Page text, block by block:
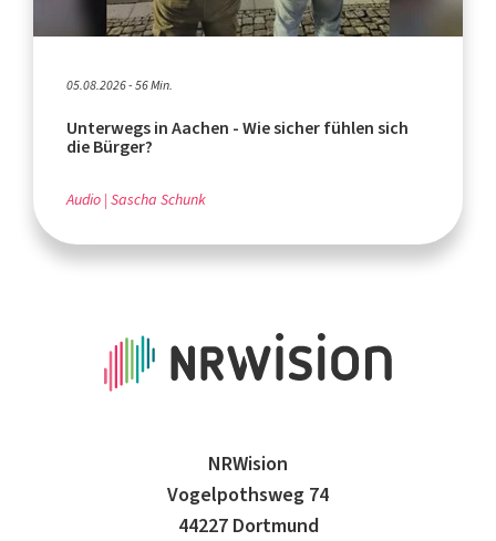
05.08.2026 - 56 Min.
Unterwegs in Aachen - Wie sicher fühlen sich
die Bürger?
Audio Sascha Schunk
NRWision
Vogelpothsweg 74
44227 Dortmund